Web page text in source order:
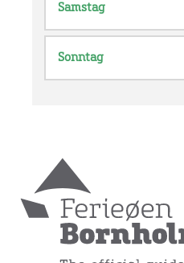
Samstag
Sonntag